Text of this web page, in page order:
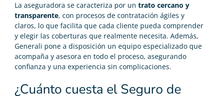
La aseguradora se caracteriza por un trato cercano y
transparente, con procesos de contratación ágiles y
claros, lo que facilita que cada cliente pueda comprender
y elegir las coberturas que realmente necesita. Además,
Generali pone a disposición un equipo especializado que
acompaña y asesora en todo el proceso, asegurando
confianza y una experiencia sin complicaciones.
¿Cuánto cuesta el Seguro de